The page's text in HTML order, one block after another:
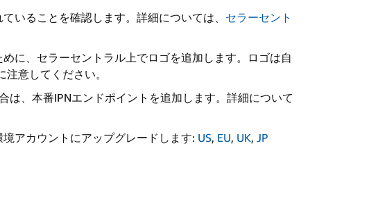
いることを確認します。詳細については、 セラーセント
に、セラーセントラル上でロゴを追加します。ロゴは自
意してください。
は、本番IPNエンドポイントを追加します。詳細について
アカウントにアップグレードします: US, EU, UK, JP